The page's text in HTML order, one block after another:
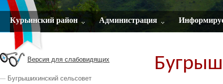
Курьинский район Администрация
Версия для слабовидящих
Бугрышихинский сельсовет